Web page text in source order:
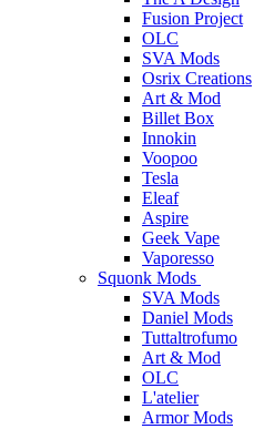
Fusion Project
OLC
SVA Mods
Osrix Creations
Art & Mod
Billet Box
Innokin
Voopoo
Tesla
Eleaf
Aspire
Geek Vape
Vaporesso
Squonk Mods
SVA Mods
Daniel Mods
Tuttaltrofumo
Art & Mod
OLC
L'atelier
Armor Mods